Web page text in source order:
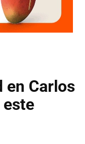
en Carlos
este